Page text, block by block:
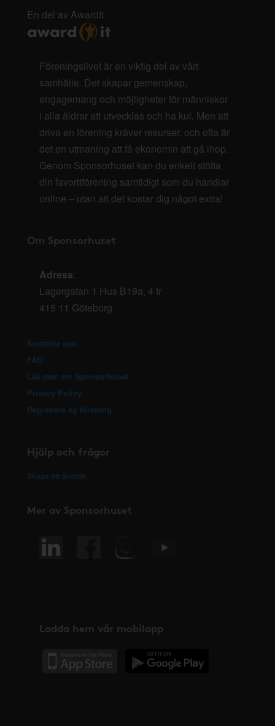
En del av AwardIt
Föreningslivet är en viktig del av vårt
samhälle. Det skapar gemenskap,
engagemang och möjligheter för människor
i alla åldrar att utvecklas och ha kul. Men att
driva en förening kräver resurser, och ofta är
det en utmaning att få ekonomin att gå ihop.
Genom Sponsorhuset kan du enkelt stötta
din favoritförening samtidigt som du handlar
online – utan att det kostar dig något extra!
Om Sponsorhuset
Adress:
Lagergatan 1 Hus B19a, 4 tr
415 11 Göteborg
Kontakta oss
FAQ
Läs mer om Sponsorhuset
Privacy Policy
Registrera ny förening
Hjälp och frågor
Skapa ett ärende
Mer av Sponsorhuset
Ladda hem vår mobilapp